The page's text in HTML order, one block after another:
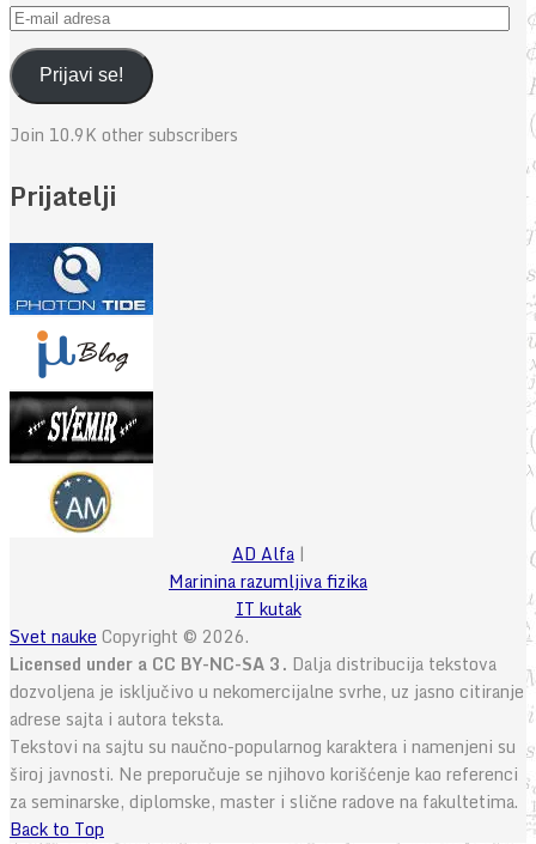
E-
mail
adresaPrijavi se!
Join 10.9K other subscribers
Prijatelji
AD Alfa|
Marinina razumljiva fizika
IT kutak
Svet nauke Copyright © 2026.
Licensed under a CC BY-NC-SA 3. Dalja distribucija tekstova
dozvoljena je isključivo u nekomercijalne svrhe, uz jasno citiranje
adrese sajta i autora teksta.
Tekstovi na sajtu su naučno-popularnog karaktera i namenjeni su
široj javnosti. Ne preporučuje se njihovo korišćenje kao referenci
za seminarske, diplomske, master i slične radove na fakultetima.
Back to Top